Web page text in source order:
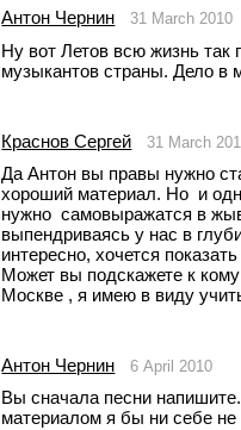
Антон Чернин 31 March 2010
Ну вот Летов всю жизнь так
музыкантов страны. Дело в
Краснов Сергей 31 March
Да Антон вы правы нужно
хороший материал. Но  и
нужно  самовыражатся в
выпендриваясь у нас в
интересно, хочется
Может вы подскажете к
Москве , я имею в виду
Антон Чернин 6 April 2010
Вы сначала песни
материалом я бы ни себе